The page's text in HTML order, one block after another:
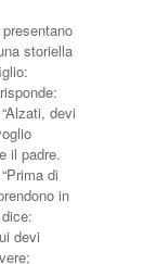
storiella
devi
il padre.
di
in
devi